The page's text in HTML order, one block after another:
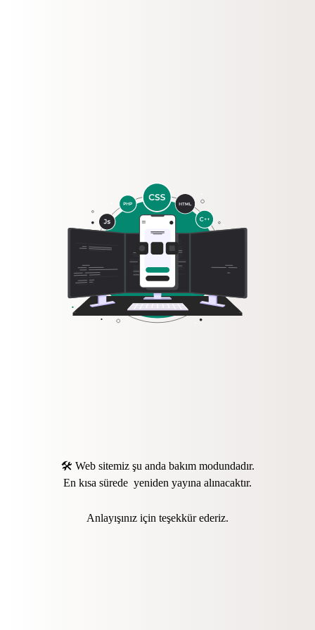
🛠️ Web sitemiz şu anda bakım modundadır.
En kısa sürede yeniden yayına alınacaktır.
Anlayışınız için teşekkür ederiz.